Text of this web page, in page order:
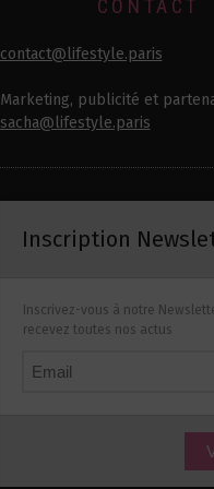
CONTACT
contact@lifestyle.paris
Marketing, publicité et
sacha@lifestyle.paris
Inscription
Inscrivez-vous à notre
recevez toutes nos actus